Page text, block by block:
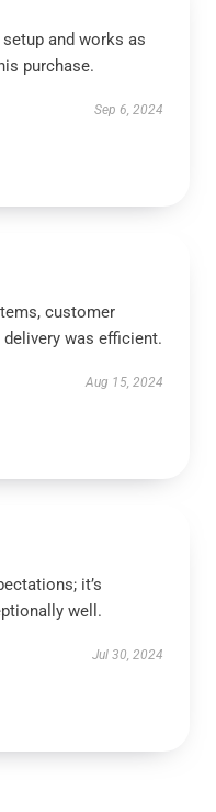
and works as
purchase.
Sep 6, 2024
customer
was efficient.
Aug 15, 2024
it’s
well.
Jul 30, 2024